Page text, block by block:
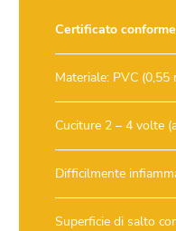
Certificato conforme
Materiale: PVC
Cuciture 2 – 4 volte
Difficilmente
Superficie di salto